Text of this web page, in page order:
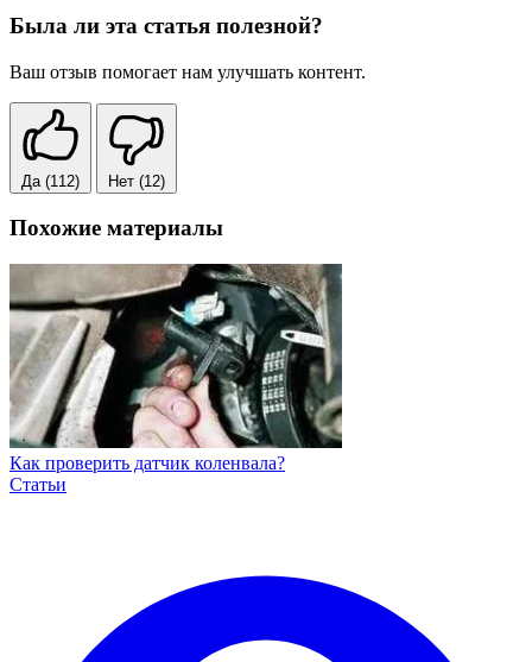
Была ли эта статья полезной?
Ваш отзыв помогает нам улучшать контент.
Да (112) Нет (12)
Похожие материалы
Как проверить датчик коленвала?
Статьи